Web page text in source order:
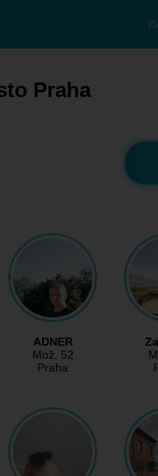
Praha
ADNER
Mož, 52
Praha